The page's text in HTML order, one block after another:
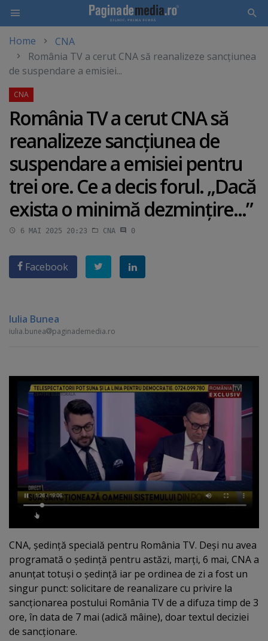
main
content
Home
CNA
România TV a cerut CNA să reanalizeze sancţiunea
de suspendare a emisiei...
România TV a cerut CNA să
reanalizeze sancţiunea de
suspendare a emisiei pentru
trei ore. Ce a decis forul. „Dacă
exista o minimă dezminţire...”
6 MAI 2025 20:23 CNA 0
Facebook
Iulia Bunea
iulia.bunea paginademedia.ro
CNA, şedinţă specială pentru România TV. Deşi nu avea
programată o şedinţă pentru astăzi, marţi, 6 mai, CNA a
anunţat totuşi o şedinţă iar pe ordinea de zi a fost un
singur punct: solicitare de reanalizare cu privire la
sancţionarea postului România TV de a difuza timp de 3
ore, în data de 7 mai (adică mâine), doar textul deciziei
de sancţionare.